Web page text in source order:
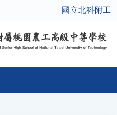
國立北科附工